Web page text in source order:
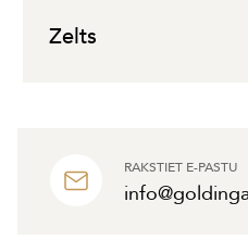
RAKSTIET E-PASTU
Zelts